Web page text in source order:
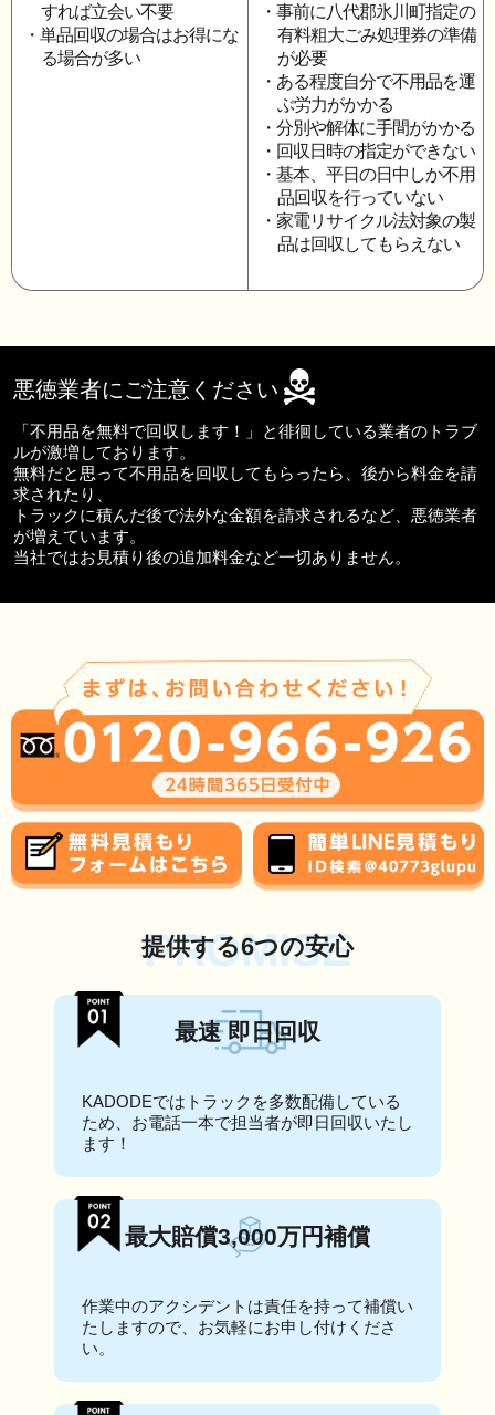
すれば立会い不要
・単品回収の場合はお得にな
る場合が多い
・事前に八代郡氷川町指定の
有料粗大ごみ処理券の準備
が必要
・ある程度自分で不用品を運
ぶ労力がかかる
・分別や解体に手間がかかる
・回収日時の指定ができない
・基本、平日の日中しか不用
品回収を行っていない
・家電リサイクル法対象の製
品は回収してもらえない
悪徳業者にご注意ください
「不用品を無料で回収します！」と徘徊している業者のトラブ
ルが激増しております。
無料だと思って不用品を回収してもらったら、後から料金を請
求されたり、
トラックに積んだ後で法外な金額を請求されるなど、悪徳業者
が増えています。
当社ではお見積り後の追加料金など一切ありません。
PROMISE
提供する6つの安心
最速 即日回収
KADODEではトラックを多数配備している
ため、お電話一本で担当者が即日回収いたし
ます！
最大賠償3,000万円補償
作業中のアクシデントは責任を持って補償い
たしますので、お気軽にお申し付けくださ
い。